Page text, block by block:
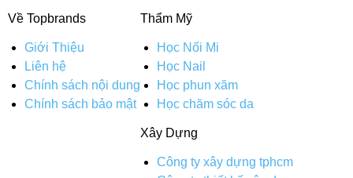
Về Topbrands
Giới Thiệu
Liên hệ
Chính sách nội dung
Chính sách bảo mật
Thẩm Mỹ
Học Nối Mi
Học Nail
Học phun xăm
Học chăm sóc da
Xây Dựng
Công ty xây dựng tphcm